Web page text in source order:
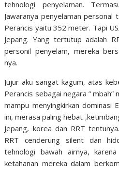
tehnologi penyelaman.
Jawaranya penyelaman
Perancis yaitu 352 meter. Tapi
Jepang. Yang tertutup adalah
personil penyelam, mereka
nya.
Jujur aku sangat kagum, atas
Perancis sebagai negara ” mbah”
mampu menyingkirkan dominasi
ini, merasa paling hebat
Jepang, korea dan RRT
RRT cenderung silent dan
tehnologi bawah airnya,
ketahanan mereka dalam